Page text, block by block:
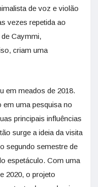
de voz e violão
vezes repetida ao
Caymmi,
criam uma
em meados de 2018.
em uma pesquisa no
principais influências
surge a ideia da visita
segundo semestre de
espetáculo. Com uma
2020, o projeto